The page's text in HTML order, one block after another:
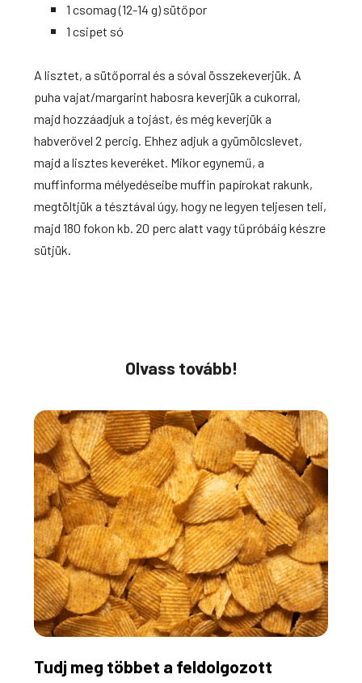
1 csomag (12-14 g) sütőpor
1 csipet só
A lisztet, a sütőporral és a sóval összekeverjük. A
puha vajat/margarint habosra keverjük a cukorral,
majd hozzáadjuk a tojást, és még keverjük a
habverővel 2 percig. Ehhez adjuk a gyümölcslevet,
majda lisztes keveréket. Mikor egynemű, a
muffinforma mélyedéseibe muffin papírokat rakunk,
megtöltjük a tésztával úgy, hogy ne legyen teljesen teli,
majd 180 fokon kb. 20 perc alatt vagy tűpróbáig készre
sütjük.
Olvass tovább!
Tudj meg többet a feldolgozott